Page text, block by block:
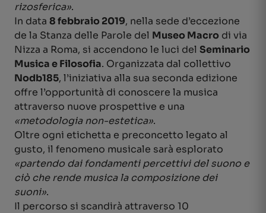
rizosferica».
In data 8 febbraio 2019, nella sede d’eccezione
de la Stanza delle Parole del Museo Macro di via
Nizza a Roma, si accendono le luci del Seminario
Musica e Filosofia. Organizzata dal collettivo
Nodb185, l’iniziativa alla sua seconda edizione
offre l’opportunità di conoscere la musica
attraverso nuove prospettive e una
«metodologia non-estetica».
Oltre ogni etichetta e preconcetto legato al
gusto, il fenomeno musicale sarà esplorato
«partendo dai fondamenti percettivi del suono e
ciò che rende musica la composizione dei
suoni».
Il percorso si scandirà attraverso 10